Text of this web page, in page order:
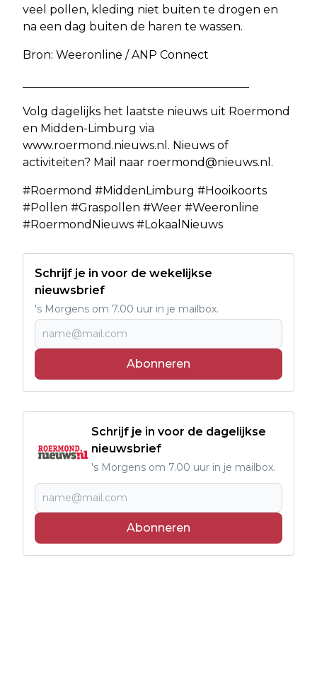
veel pollen, kleding niet buiten te drogen en
na een dag buiten de haren te wassen.
Bron: Weeronline / ANP Connect
Volg dagelijks het laatste nieuws uit Roermond
en Midden-Limburg via
www.roermond.nieuws.nl. Nieuws of
activiteiten? Mail naar roermond@nieuws.nl .
#Roermond #MiddenLimburg #Hooikoorts
#Pollen #Graspollen #Weer #Weeronline
#RoermondNieuws #LokaalNieuws
Schrijf je in voor de wekelijkse
nieuwsbrief
's Morgens om 7.00 uur in je mailbox.
Abonneren
Schrijf je in voor de dagelijkse
nieuwsbrief
's Morgens om 7.00 uur in je mailbox.
Abonneren